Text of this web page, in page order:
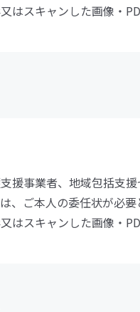
はスキャンした画像・
援事業者、地域包括支
ご本人の委任状が必要
はスキャンした画像・